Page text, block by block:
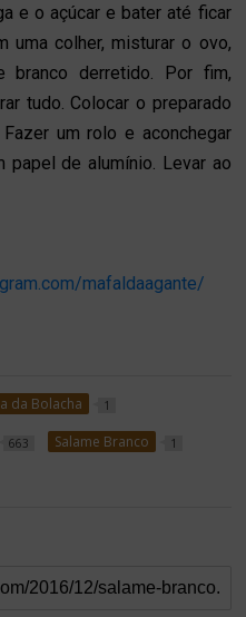
e o açúcar e bater até ficar
uma colher, misturar o ovo,
branco derretido. Por fim,
tudo. Colocar o preparado
um rolo e aconchegar
papel de alumínio. Levar ao
mafaldaagante/
da Bolacha 1
663 Salame Branco 1